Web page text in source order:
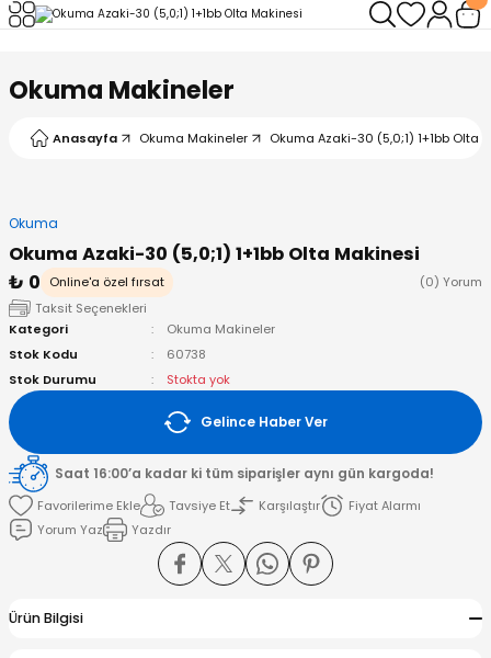
Okuma Makineler
Anasayfa Okuma Makineler Okuma Azaki-30 (5,0;1) 1+1bb Olta
Okuma
Okuma Azaki-30 (5,0;1) 1+1bb Olta Makinesi
₺ 0
Online'a özel fırsat
(0) Yorum
Taksit Seçenekleri
Kategori
Okuma Makineler
Stok Kodu
60738
Stok Durumu
Stokta yok
Gelince Haber Ver
Saat 16:00’a kadar ki tüm siparişler aynı gün kargoda!
Tavsiye Et
Karşılaştır
Fiyat Alarmı
Yorum Yaz
Yazdır
Ürün Bilgisi
Geri Dön
Makineleri
Geri Dön
Kamışlar
Geri Dön
Misinalar
Misinalar
Geri Dön
- Klips
Halka
Geri Dön
Geri Dön
& El Feneri